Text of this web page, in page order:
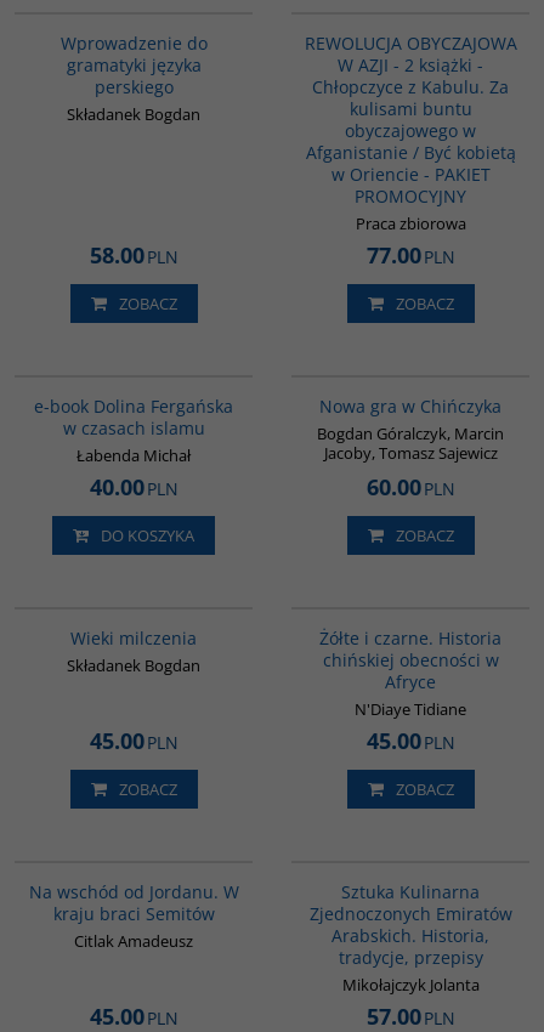
Wprowadzenie do
gramatyki języka
perskiego
Składanek Bogdan
58.00PLN
ZOBACZ
REWOLUCJA OBYCZAJOWA
W AZJI - 2 książki -
Chłopczyce z Kabulu. Za
kulisami buntu
obyczajowego w
Afganistanie / Być kobietą
w Oriencie - PAKIET
PROMOCYJNY
Praca zbiorowa
77.00PLN
ZOBACZ
e-book Dolina Fergańska
w czasach islamu
Łabenda Michał
40.00PLN
DO KOSZYKA
Nowa gra w Chińczyka
Bogdan Góralczyk, Marcin
Jacoby, Tomasz Sajewicz
60.00PLN
ZOBACZ
Wieki milczenia
Składanek Bogdan
45.00PLN
ZOBACZ
Żółte i czarne. Historia
chińskiej obecności w
Afryce
N'Diaye Tidiane
45.00PLN
ZOBACZ
Na wschód od Jordanu. W
kraju braci Semitów
Citlak Amadeusz
45.00PLN
Sztuka Kulinarna
Zjednoczonych Emiratów
Arabskich. Historia,
tradycje, przepisy
Mikołajczyk Jolanta
57.00PLN